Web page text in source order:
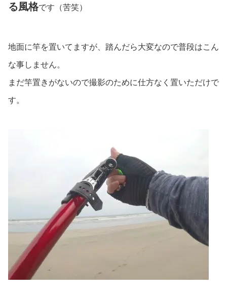
る風格です（苦笑）
地面に竿を置いてますが、踏んだら大変なので普段はこん
な事しません。
まだ竿置きがないので撮影のために仕方なく置いただけで
す。